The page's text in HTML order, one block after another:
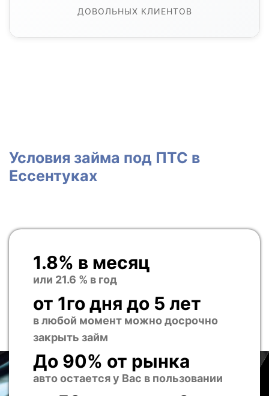
ДОВОЛЬНЫХ КЛИЕНТОВ
Условия займа под ПТС в
Ессентуках
1.8% в месяц
или 21.6 % в год
от 1го дня до 5 лет
в любой момент можно досрочно
закрыть займ
До 90% от рынка
авто остается у Вас в пользовании